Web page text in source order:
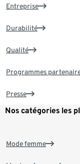
Entreprise
Durabilité
Qualité
Programmes
Presse
Nos catégories les
Mode femme